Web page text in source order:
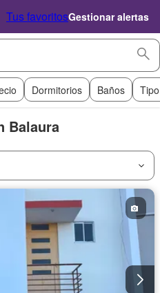
Tus favoritosGestionar alertas
Dormitorios Baños
Balaura